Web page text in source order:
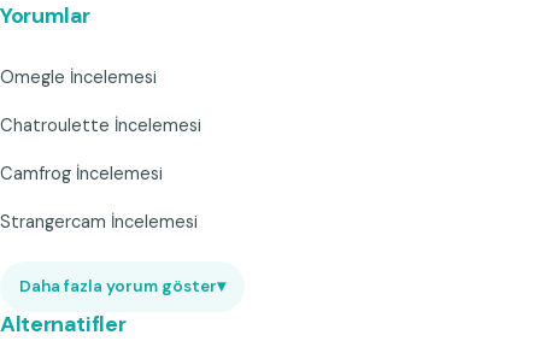
Yorumlar
Omegle İncelemesi
Chatroulette İncelemesi
Camfrog İncelemesi
Strangercam İncelemesi
Daha fazla yorum göster▾
Alternatifler